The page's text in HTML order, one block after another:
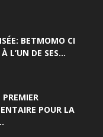
BETMOMO CI
L’UN DE SES...
POUR LA